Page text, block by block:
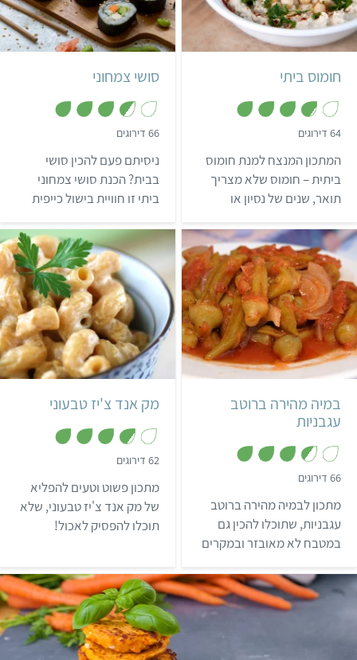
1
0
קל 10 דקות
2-3 מנות
חומוס ביתי
64 דירוגים
.
8
מ
ת
ו
המתכון המנצח למנת חומוס
ביתית – חומוס שלא מצריך
תואר, שנים של נסיון או
ופשוט, סבלנות בריאה וכמה
פיתות אוויריות…
בינוני 45 דקות
4 מנות יפני
סושי צמחוני
66 דירוגים
.
6
מ
ת
ו
ניסיתם פעם להכין סושי
בבית? הכנת סושי צמחוני
ביתי זו חוויית בישול כייפית
והתוצאה – שווה כל שנייה.
קל 27 דקות
4 מנות
במיה מהירה ברוטב
עגבניות
66 דירוגים
.
5
מ
ת
ו
מתכון לבמיה מהירה ברוטב
עגבניות, שתוכלו להכין גם
במטבח לא מאובזר ובמקרים
משהו מהיר. בתאבון!
בינוני 40 דקות
2 מנות אמריקאי
מק אנד צ'יז טבעוני
62 דירוגים
.
7
מ
ת
ו
מתכון פשוט וטעים להפליא
של מק אנד צ'יז טבעוני, שלא
תוכלו להפסיק לאכול!